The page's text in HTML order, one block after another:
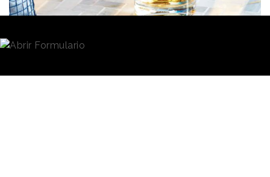
los tres rasgos fundamentales que definen la actual